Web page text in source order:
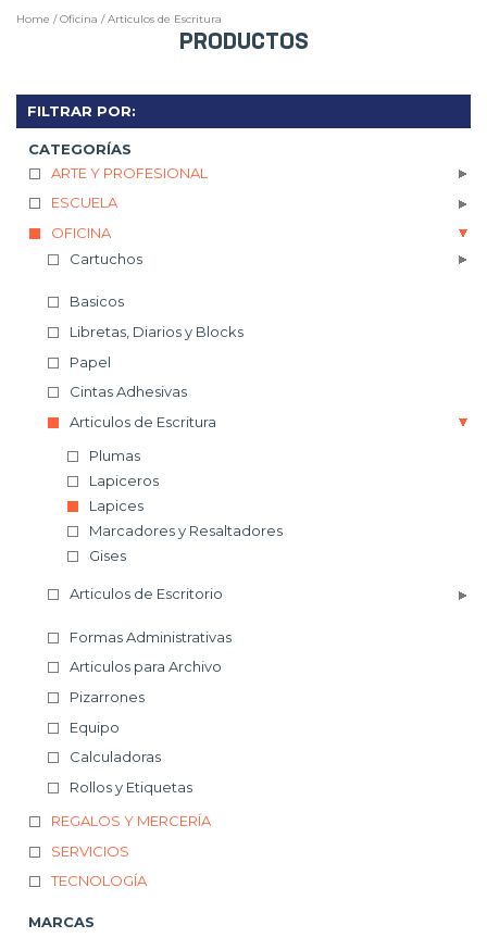
Home /Oficina /Articulos de Escritura
PRODUCTOS
FILTRAR POR:
CATEGORÍAS
ARTE Y PROFESIONAL
ESCUELA
OFICINA
Cartuchos
Basicos
Libretas, Diarios y Blocks
Papel
Cintas Adhesivas
Articulos de Escritura
Plumas
Lapiceros
Lapices
Marcadores y Resaltadores
Gises
Articulos de Escritorio
Formas Administrativas
Articulos para Archivo
Pizarrones
Equipo
Calculadoras
Rollos y Etiquetas
REGALOS Y MERCERÍA
SERVICIOS
TECNOLOGÍA
MARCAS